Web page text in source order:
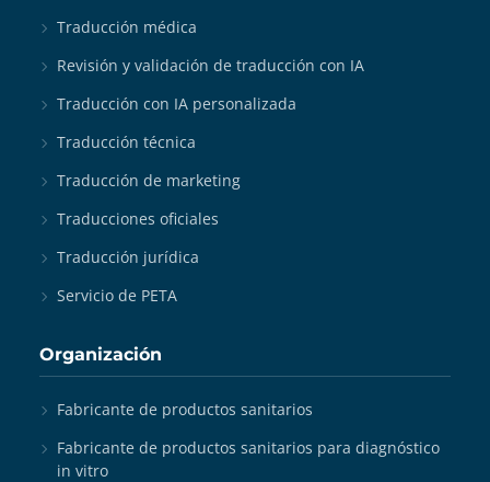
Traducción médica
Revisión y validación de traducción con IA
Traducción con IA personalizada
Traducción técnica
Traducción de marketing
Traducciones oficiales
Traducción jurídica
Servicio de PETA
Organización
Fabricante de productos sanitarios
Fabricante de productos sanitarios para diagnóstico
in vitro